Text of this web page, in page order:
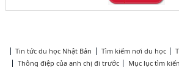
Tin tức du học Nhật Bản Tìm kiếm nơi du học
Thông điệp của anh chị đi trước
Mục lục tìm